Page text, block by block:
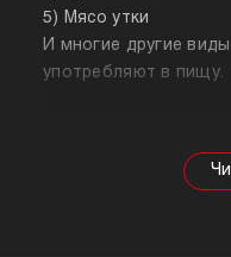
5) Мясо утки
И многие другие
употребляют в пищу.
полезных
зависимости от